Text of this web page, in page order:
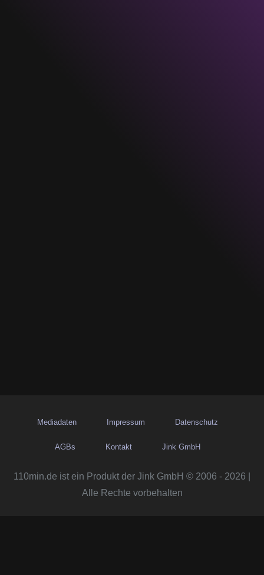
Mediadaten Impressum Datenschutz
AGBs Kontakt Jink GmbH
110min.de ist ein Produkt der Jink GmbH © 2006 - 2026 |
Alle Rechte vorbehalten